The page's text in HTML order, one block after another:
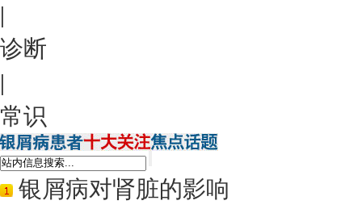
|
诊断
|
常识
银屑病对肾脏的影响